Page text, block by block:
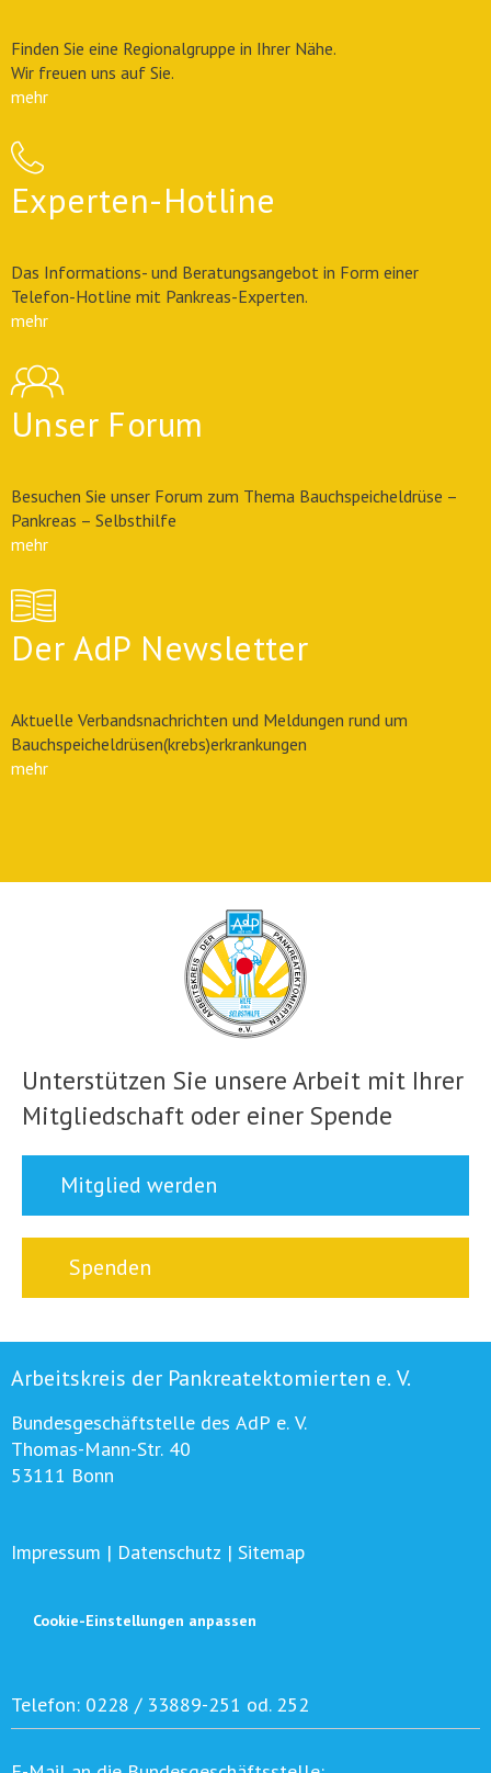
Finden Sie eine Regionalgruppe in Ihrer Nähe.
Wir freuen uns auf Sie.
mehr
Experten-Hotline
Das Informations- und Beratungsangebot in Form einer
Telefon-Hotline mit Pankreas-Experten.
mehr
Unser Forum
Besuchen Sie unser Forum zum Thema Bauchspeicheldrüse –
Pankreas – Selbsthilfe
mehr
Der AdP Newsletter
Aktuelle Verbandsnachrichten und Meldungen rund um
Bauchspeicheldrüsen(krebs)erkrankungen
mehr
Unterstützen Sie unsere Arbeit mit Ihrer
Mitgliedschaft oder einer Spende
Mitglied werden
Spenden
Arbeitskreis der Pankreatektomierten e. V.
Bundesgeschäftstelle des AdP e. V.
Thomas-Mann-Str. 40
53111 Bonn
Impressum | Datenschutz | Sitemap
Cookie-Einstellungen anpassen
Telefon: 0228 / 33889-251 od. 252